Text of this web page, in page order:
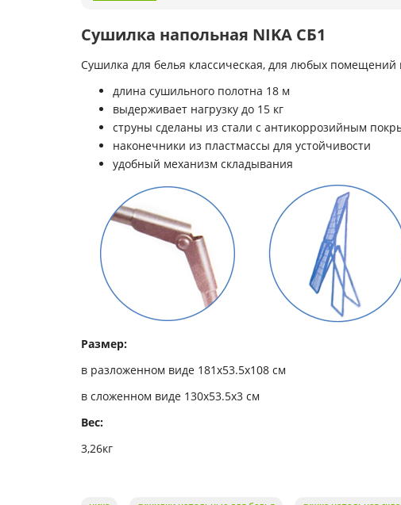
Сушилка напольная NIKA СБ1
Сушилка для белья классическая, для любых
длина сушильного полотна 18 м
выдерживает нагрузку до 15 кг
струны сделаны из стали с антикоррозийным
наконечники из пластмассы для устойчивости
удобный механизм складывания
Размер:
в разложенном виде 181х53.5х108 см
в сложенном виде 130х53.5х3 см
Вес:
3,26кг